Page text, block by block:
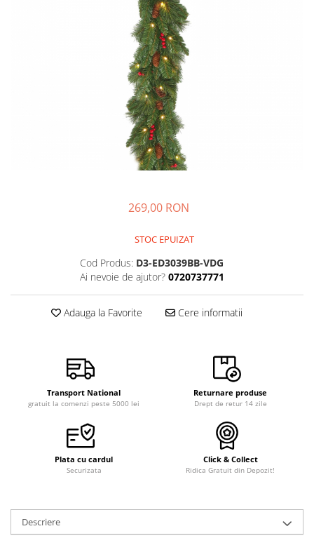
269,00 RON
STOC EPUIZAT
Cod Produs: D3-ED3039BB-VDG
Ai nevoie de ajutor? 0720737771
Adauga la Favorite Cere informatii
Transport National
gratuit la comenzi peste 5000 lei
Returnare produse
Drept de retur 14 zile
Plata cu cardul
Securizata
Click & Collect
Ridica Gratuit din Depozit!
Descriere